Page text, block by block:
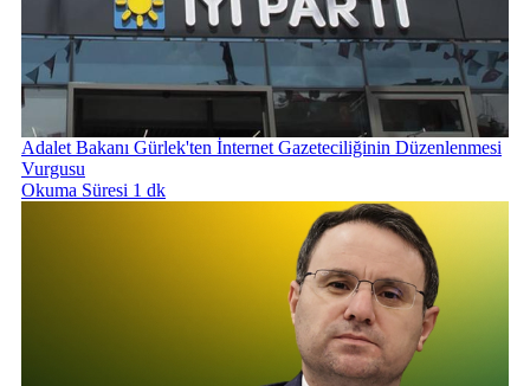
Adalet Bakanı Gürlek'ten İnternet Gazeteciliğinin Düzenlenmesi
Vurgusu
Okuma Süresi 1 dk